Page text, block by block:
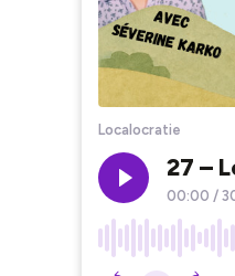
Localocratie
27 –
00:00 /